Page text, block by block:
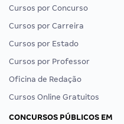
Cursos por Concurso
Cursos por Carreira
Cursos por Estado
Cursos por Professor
Oficina de Redação
Cursos Online Gratuitos
CONCURSOS PÚBLICOS EM